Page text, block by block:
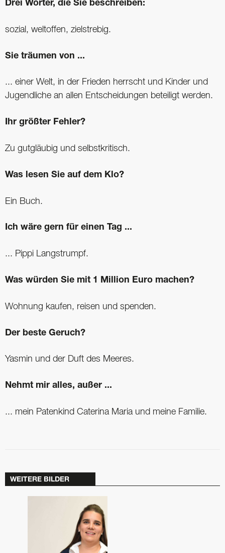
Drei Wörter, die Sie beschreiben:
sozial, weltoffen, zielstrebig.
Sie träumen von ...
... einer Welt, in der Frieden herrscht und Kinder und
Jugendliche an allen Entscheidungen beteiligt werden.
Ihr größter Fehler?
Zu gutgläubig und selbstkritisch.
Was lesen Sie auf dem Klo?
Ein Buch.
Ich wäre gern für einen Tag ...
... Pippi Langstrumpf.
Was würden Sie mit 1 Million Euro machen?
Wohnung kaufen, reisen und spenden.
Der beste Geruch?
Yasmin und der Duft des Meeres.
Nehmt mir alles, außer ...
... mein Patenkind Caterina Maria und meine Familie.
WEITERE BILDER